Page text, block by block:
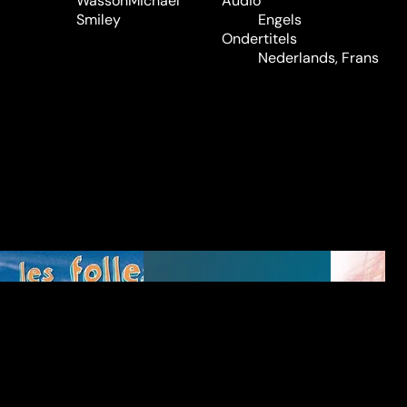
Smiley
Engels
Ondertitels
Nederlands, Frans